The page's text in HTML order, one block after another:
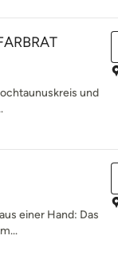
und
einer Hand: Das